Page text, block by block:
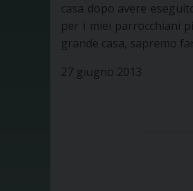
casa dopo avere
per i miei parrocchiani
grande casa, sapremo
27 giugno 2013